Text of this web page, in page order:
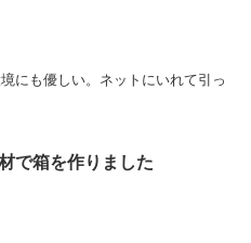
にも優しい。ネットにいれて引っ
で箱を作りました